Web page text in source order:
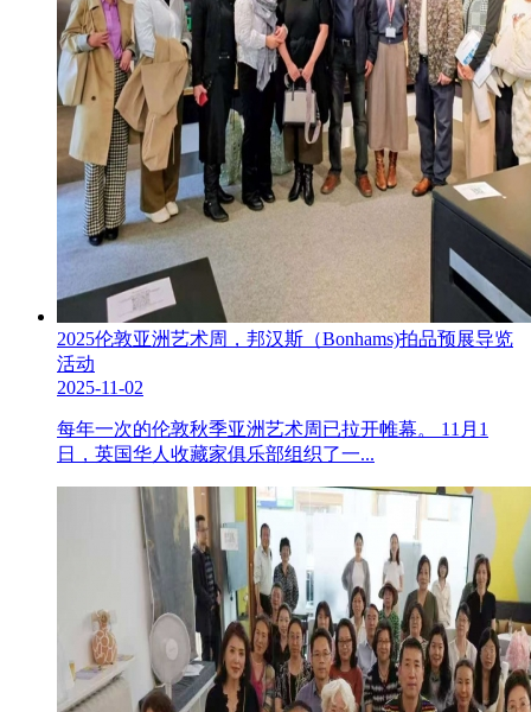
2025伦敦亚洲艺术周，邦汉斯（Bonhams)拍品预展导览
活动
2025-11-02
每年一次的伦敦秋季亚洲艺术周已拉开帷幕。 11月1
日，英国华人收藏家俱乐部组织了一...